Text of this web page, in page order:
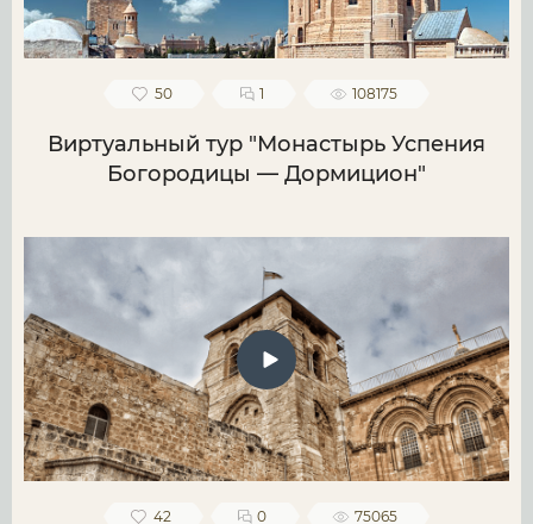
50 1 108175
Виртуальный тур "Монастырь Успения
Богородицы — Дормицион"
42 0 75065